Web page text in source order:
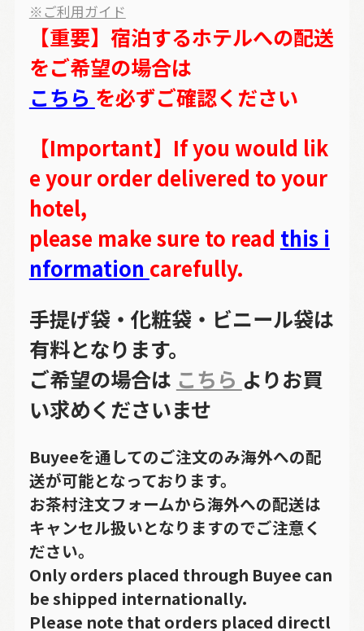
※ご利用ガイド
【重要】宿泊するホテルへの配送
をご希望の場合は
こちら を必ずご確認ください
【Important】If you would lik
e your order delivered to your
hotel,
please make sure to read this i
nformation carefully.
手提げ袋・化粧袋・ビニール袋は
有料となります。
ご希望の場合は こちら よりお買
い求めくださいませ
Buyeeを通してのご注文のみ海外への配
送が可能となっております。
お茶村注文フォームから海外への配送は
キャンセル扱いとなりますのでご注意く
ださい。
Only orders placed through Buyee can
be shipped internationally.
Please note that orders placed directl